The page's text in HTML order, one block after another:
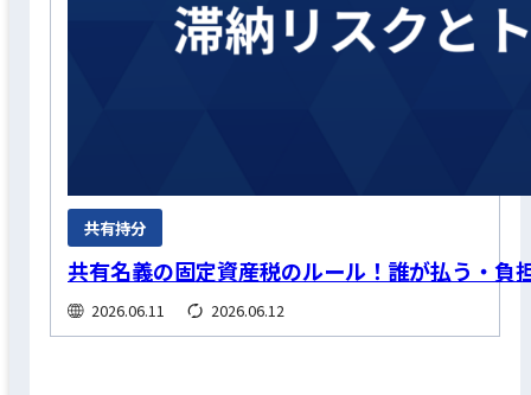
共有持分
共有名義の固定資産税のルール！誰が払う・
2026.06.11 2026.06.12